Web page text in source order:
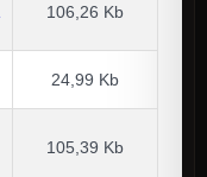
106,26 Kb
24,99 Kb
105,39 Kb